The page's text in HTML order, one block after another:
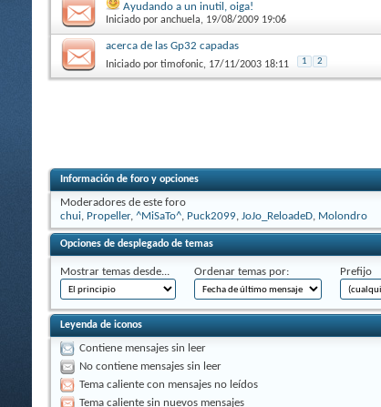
Ayudando a un inutil, oiga!
Iniciado por anchuela, 19/08/2009 19:06
acerca de las Gp32 capadas
Iniciado por timofonic, 17/11/2003 18:11 1 2
Información de foro y opciones
Moderadores de este foro
chui, Propeller, ^MiSaTo^, Puck2099, JoJo_ReloadeD, Molondro
Opciones de desplegado de temas
Mostrar temas desde... Ordenar temas por: Prefijo
Leyenda de iconos
Contiene mensajes sin leer
No contiene mensajes sin leer
Tema caliente con mensajes no leídos
Tema caliente sin nuevos mensajes